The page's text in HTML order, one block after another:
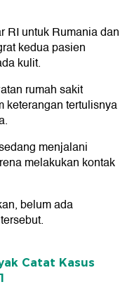
RI untuk Rumania dan
kedua pasien
kulit.
rumah sakit
keterangan tertulisnya
menjalani
melakukan kontak
belum ada
Catat Kasus